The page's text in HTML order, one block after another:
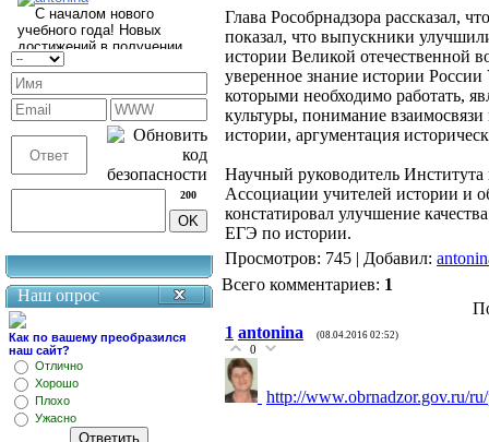
200
Наш опрос
Как по вашему преобразился
наш сайт?
Отлично
Хорошо
Плохо
Ужасно
Глава Рособрнадзора рассказал,
показал, что выпускники
истории Великой отечественной
уверенное знание истории
которыми необходимо работать,
культуры, понимание
истории, аргументация
Научный руководитель
Ассоциации учителей истории и
констатировал улучшение
ЕГЭ по истории.
Просмотров: 745 | Добавил:
Всего комментариев: 1
1 antonina (08.04.2016 02:52)
0
http://www.obrnadzor.gov.ru/